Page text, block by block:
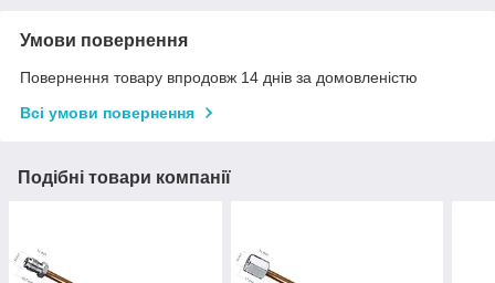
Умови повернення
Повернення товару впродовж 14 днів за домовленістю
Всі умови повернення
Подібні товари компанії